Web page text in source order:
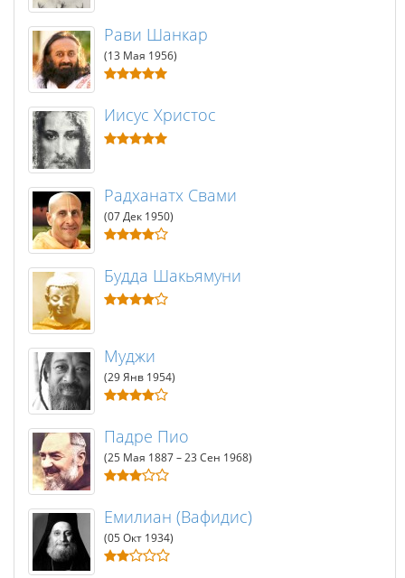
Рави Шанкар
(13 Мая 1956)
Иисус Христос
Радханатх Свами
(07 Дек 1950)
Будда Шакьямуни
Муджи
(29 Янв 1954)
Падре Пио
(25 Мая 1887 – 23 Сен 1968)
Емилиан (Вафидис)
(05 Окт 1934)